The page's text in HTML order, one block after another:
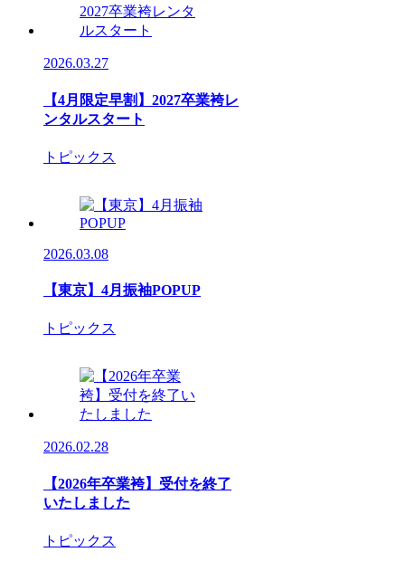
2026.03.27
【4月限定早割】2027卒業袴レ
ンタルスタート
トピックス
2026.03.08
【東京】4月振袖POPUP
トピックス
2026.02.28
【2026年卒業袴】受付を終了
いたしました
トピックス